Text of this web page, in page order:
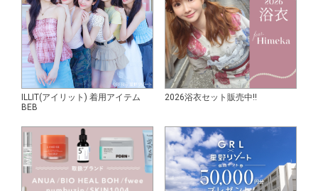
ILLIT(アイリット) 着用アイテム
BEB
2026浴衣セット販売中!!